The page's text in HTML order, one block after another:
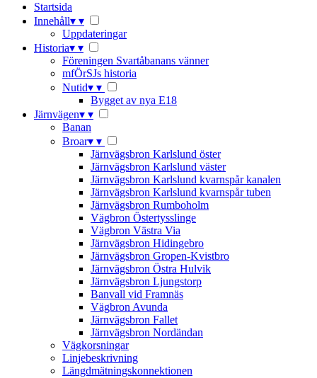
Startsida
Innehåll▾ ▾
Uppdateringar
Historia▾ ▾
Föreningen Svartåbanans vänner
mfÖrSJs historia
Nutid▾ ▾
Bygget av nya E18
Järnvägen▾ ▾
Banan
Broar▾ ▾
Järnvägsbron Karlslund öster
Järnvägsbron Karlslund väster
Järnvägsbron Karlslund kvarnspår kanalen
Järnvägsbron Karlslund kvarnspår tuben
Järnvägsbron Rumboholm
Vägbron Östertysslinge
Vägbron Västra Via
Järnvägsbron Hidingebro
Järnvägsbron Gropen-Kvistbro
Järnvägsbron Östra Hulvik
Järnvägsbron Ljungstorp
Banvall vid Framnäs
Vägbron Avunda
Järnvägsbron Fallet
Järnvägsbron Nordändan
Vägkorsningar
Linjebeskrivning
Längdmätningskonnektionen